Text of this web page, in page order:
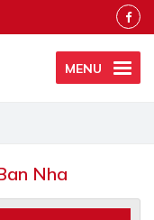
MENU
Nha